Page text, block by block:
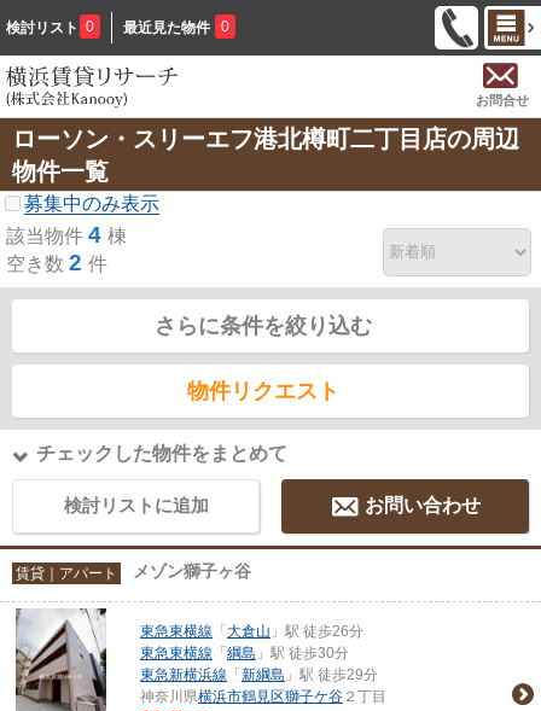
検討リスト 0 最近見た物件 0
お問合せ
ローソン・スリーエフ港北樽町二丁目店の周辺
物件一覧
募集中のみ表示
該当物件 4 棟
空き数 2 件
さらに条件を絞り込む
物件リクエスト
チェックした物件をまとめて
検討リストに追加 お問い合わせ
賃貸｜アパート メゾン獅子ヶ谷
東急東横線 「 大倉山 」駅 徒歩26分
東急東横線 「 綱島 」駅 徒歩30分
東急新横浜線 「 新綱島 」駅 徒歩29分
神奈川県横浜市鶴見区獅子ケ谷 ２丁目